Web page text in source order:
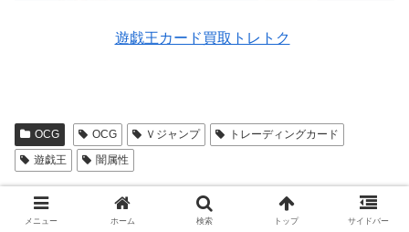
遊戯王カード買取トレトク
OCG OCG Ｖジャンプ
トレーディングカード
遊戯王
闇属性
スポンサーリンク
メニュー ホーム 検索 トップ サイドバー